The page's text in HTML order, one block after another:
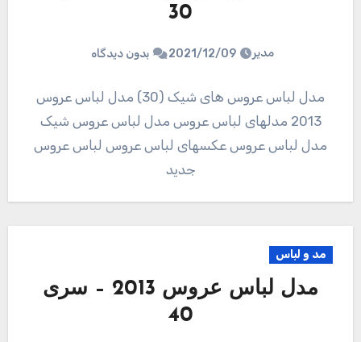
30
مدیر 2021/12/09 بدون دیدگاه
مدل لباس عروس های شیک (30) مدل لباس عروس
2013 مدلهای لباس عروس مدل لباس عروس شیک
مدل لباس عروس عکسهای لباس عروس لباس عروس
جدید
مد و لباس
مدل لباس عروس 2013 – سری
40